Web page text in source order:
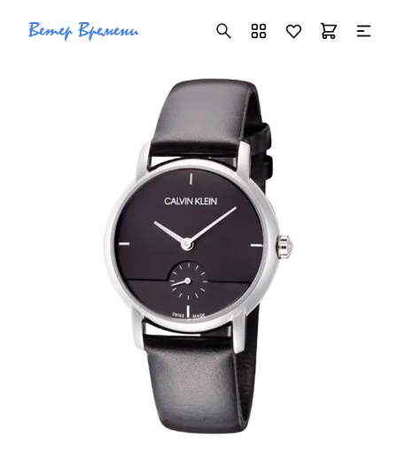
+7 ( 705 ) 181-42-50
info@vetervremeni.kz
Авторизация
Каталог
Мужские часы
Женские часы
Скидки